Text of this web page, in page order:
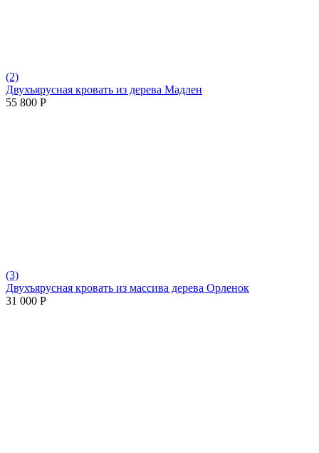
(2)
Двухъярусная кровать из дерева Мадлен
55 800 Р
(3)
Двухъярусная кровать из массива дерева Орленок
31 000 Р